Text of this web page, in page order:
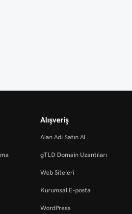
Alışveriş
Alan Adı Satın Al
gTLD Domain Uzantıları
Web Siteleri
Kurumsal E-posta
WordPress